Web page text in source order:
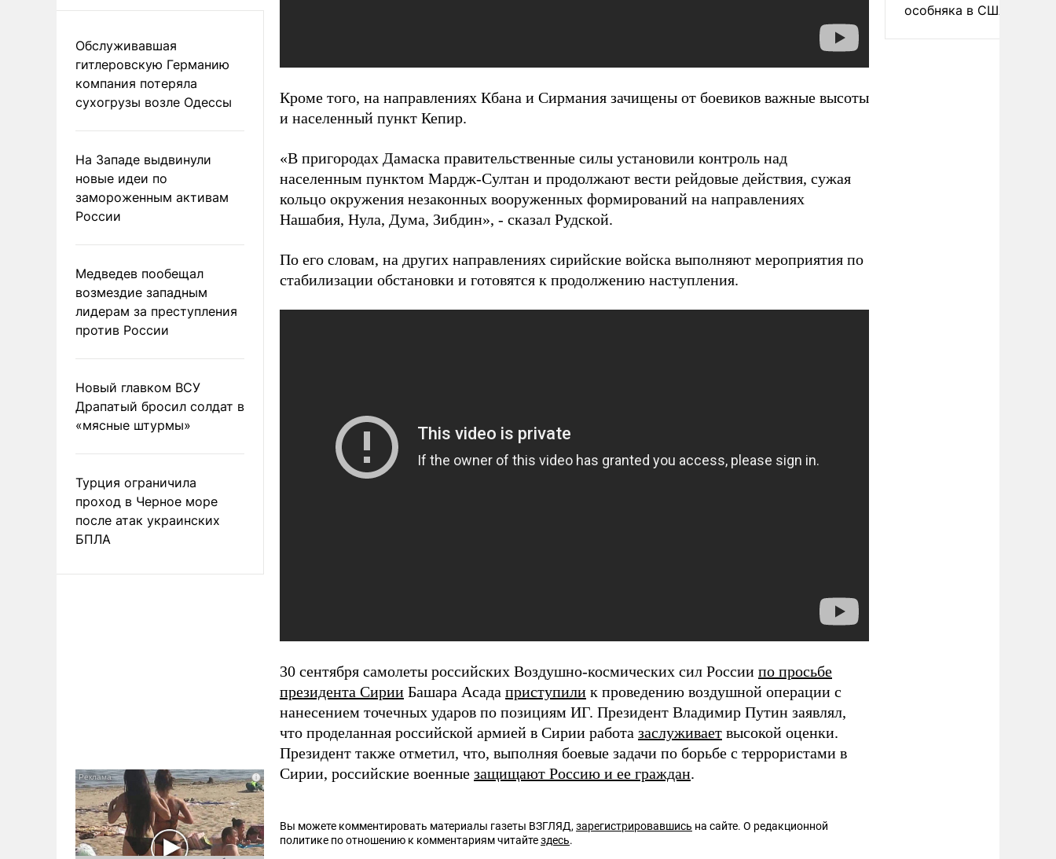
Обслуживавшая
гитлеровскую Германию
компания потеряла
сухогрузы возле Одессы
На Западе выдвинули
новые идеи по
замороженным активам
России
Медведев пообещал
возмездие западным
лидерам за преступления
против России
Новый главком ВСУ
Драпатый бросил солдат в
«мясные штурмы»
Турция ограничила
проход в Черное море
после атак украинских
БПЛА
Кроме того, на направлениях Кбана и Сирмания зачищены от боевиков важные высоты
и населенный пункт Кепир.
«В пригородах Дамаска правительственные силы установили контроль над
населенным пунктом Мардж-Султан и продолжают вести рейдовые действия, сужая
кольцо окружения незаконных вооруженных формирований на направлениях
Нашабия, Нула, Дума, Зибдин», - сказал Рудской.
По его словам, на других направлениях сирийские войска выполняют мероприятия по
стабилизации обстановки и готовятся к продолжению наступления.
30 сентября самолеты российских Воздушно-космических сил России по просьбе
президента Сирии Башара Асада приступили к проведению воздушной операции с
нанесением точечных ударов по позициям ИГ. Президент Владимир Путин заявлял,
что проделанная российской армией в Сирии работа заслуживает высокой оценки.
Президент также отметил, что, выполняя боевые задачи по борьбе с террористами в
Сирии, российские военные защищают Россию и ее граждан.
Вы можете комментировать материалы газеты ВЗГЛЯД, зарегистрировавшись на сайте. О редакционной
политике по отношению к комментариям читайтездесь.
особняка в США